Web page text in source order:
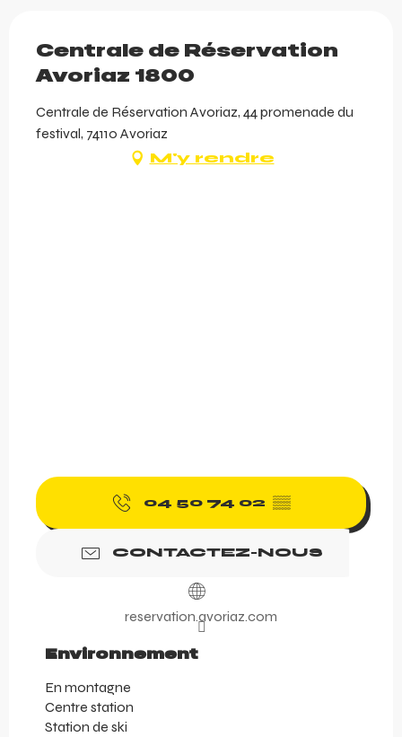
Centrale de Réservation
Avoriaz 1800
Centrale de Réservation Avoriaz, 44 promenade du
festival, 74110 Avoriaz
M'y rendre
04 50 74 02 ▒▒
CONTACTEZ-NOUS
reservation.avoriaz.com
Environnement
Environnement
En montagne
Centre station
Station de ski